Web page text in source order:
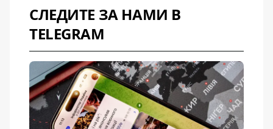
СЛЕДИТЕ ЗА НАМИ В
TELEGRAM